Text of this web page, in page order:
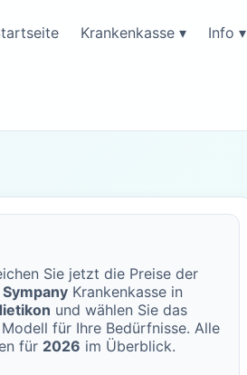
Krankenkasse ▾ Info ▾
Sie jetzt die Preise der
Krankenkasse in
und wählen Sie das
für Ihre Bedürfnisse. Alle
für 2026 im Überblick.